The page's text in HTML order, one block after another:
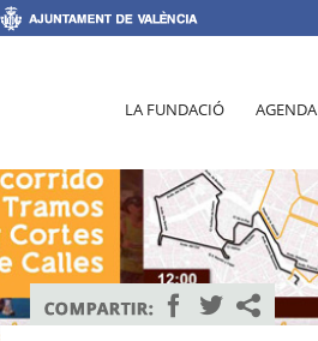
LA FUNDACIÓ AGENDA